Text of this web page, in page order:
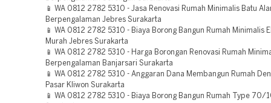
📱 WA 0812 2782 5310 - Jasa Renovasi Rumah Minimalis Batu
Berpengalaman Jebres Surakarta
📱 WA 0812 2782 5310 - Biaya Borong Bangun Rumah Minimalis
Murah Jebres Surakarta
📱 WA 0812 2782 5310 - Harga Borongan Renovasi Rumah
Berpengalaman Banjarsari Surakarta
📱 WA 0812 2782 5310 - Anggaran Dana Membangun Rumah
Pasar Kliwon Surakarta
📱 WA 0812 2782 5310 - Biaya Borong Bangun Rumah Type 70/